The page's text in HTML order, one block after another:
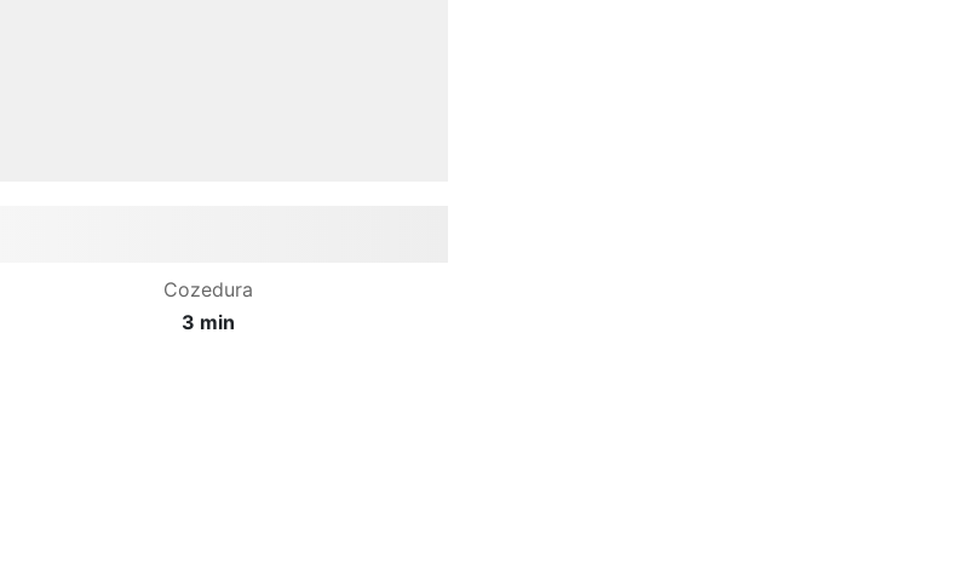
Cozedura
3 min